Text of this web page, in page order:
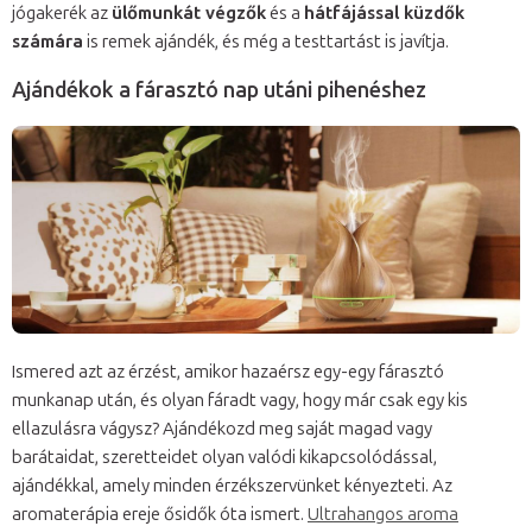
jógakerék az ülőmunkát végzőkés a hátfájással küzdők
számára is remek ajándék, és még a testtartást is javítja.
Ajándékok a fárasztó nap utáni pihenéshez
Ismered azt az érzést, amikor hazaérsz egy-egy fárasztó
munkanap után, és olyan fáradt vagy, hogy már csak egy kis
ellazulásra vágysz? Ajándékozd meg saját magad vagy
barátaidat, szeretteidet olyan valódi kikapcsolódással,
ajándékkal, amely minden érzékszervünket kényezteti. Az
aromaterápia ereje ősidők óta ismert. Ultrahangos aroma